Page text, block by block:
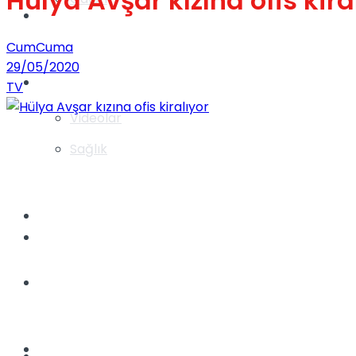
Videolar
Gündem
Sağlık
CumCuma
29/05/2020
TV